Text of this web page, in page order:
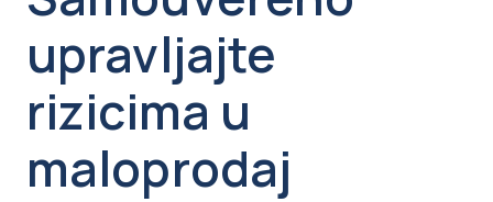
upravljajte
rizicima u
maloprodaj